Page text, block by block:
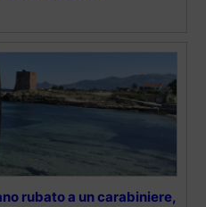
rubato a un carabiniere,